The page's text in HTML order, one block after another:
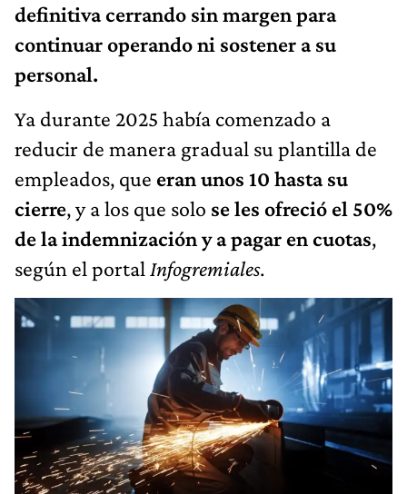
definitivacerrando sin margen para
continuar operando ni sostener a su
personal.
Ya durante 2025 había comenzado a
reducir de manera gradual su plantilla de
empleados, que eran unos 10 hasta su
cierre, y a los que solo se les ofreció el 50%
de la indemnización y a pagar en cuotas,
según el portal Infogremiales.